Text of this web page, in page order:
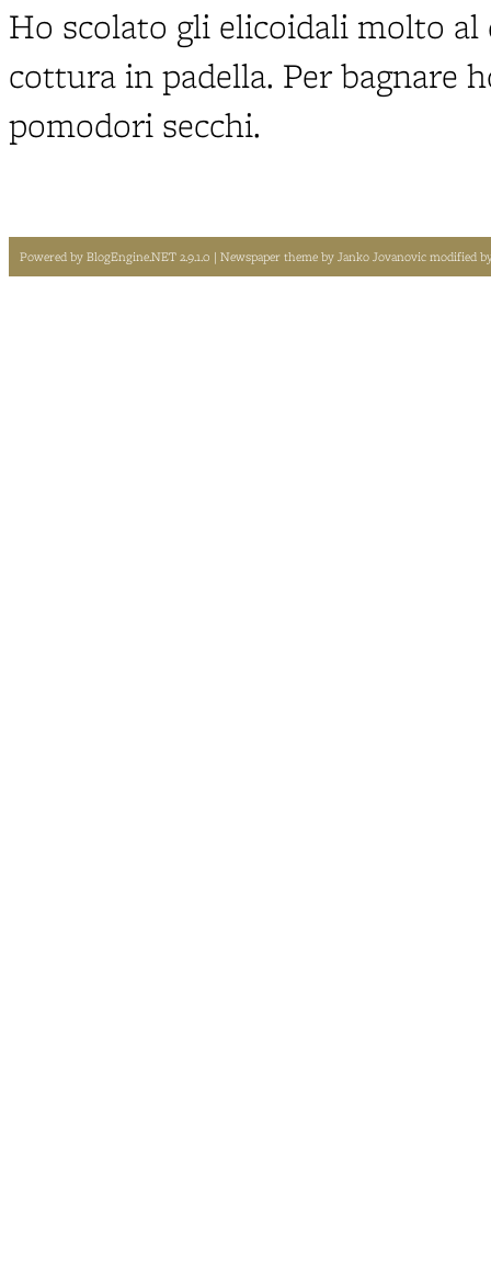
Ho scolato gli elicoidali molto
cottura in padella. Per bagnare
pomodori secchi.
Powered byBlogEngine.NET 2.9.1.0 | Newspaper theme byJanko Jovanovicmodified